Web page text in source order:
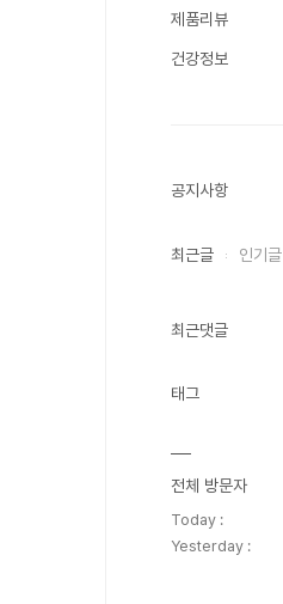
제품리뷰
건강정보
공지사항
최근글 인기글
최근댓글
태그
전체 방문자
Today :
Yesterday :